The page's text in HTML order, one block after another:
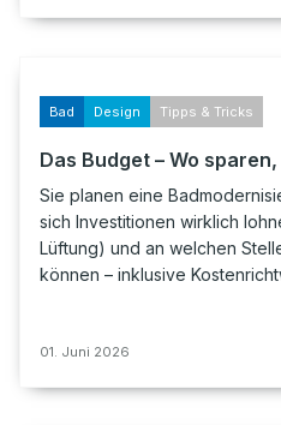
Bad Design Tipps & Tricks
Das Budget – Wo
Sie planen eine
sich Investitionen wirklich
Lüftung) und an welchen
können – inklusive
01. Juni 2026